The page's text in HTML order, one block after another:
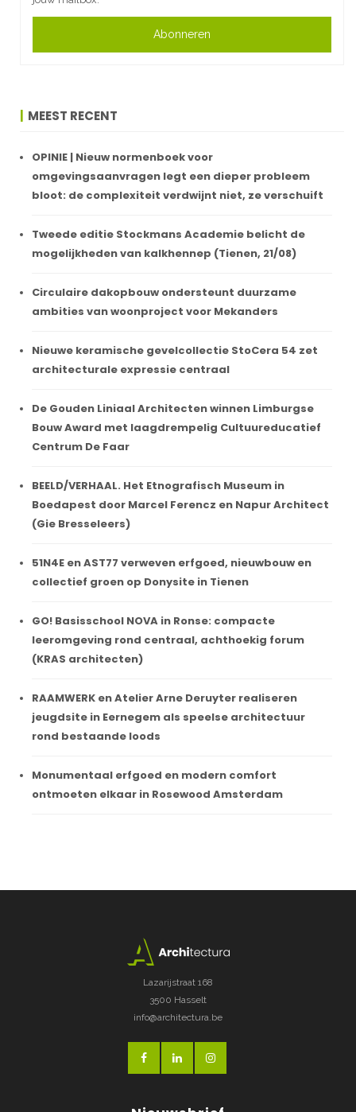
Abonneren
MEEST RECENT
OPINIE | Nieuw normenboek voor
omgevingsaanvragen legt een dieper probleem
bloot: de complexiteit verdwijnt niet, ze verschuift
Tweede editie Stockmans Academie belicht de
mogelijkheden van kalkhennep (Tienen, 21/08)
Circulaire dakopbouw ondersteunt duurzame
ambities van woonproject voor Mekanders
Nieuwe keramische gevelcollectie StoCera 54 zet
architecturale expressie centraal
De Gouden Liniaal Architecten winnen Limburgse
Bouw Award met laagdrempelig Cultuureducatief
Centrum De Faar
BEELD/VERHAAL. Het Etnografisch Museum in
Boedapest door Marcel Ferencz en Napur Architect
(Gie Bresseleers)
51N4E en AST77 verweven erfgoed, nieuwbouw en
collectief groen op Donysite in Tienen
GO! Basisschool NOVA in Ronse: compacte
leeromgeving rond centraal, achthoekig forum
(KRAS architecten)
RAAMWERK en Atelier Arne Deruyter realiseren
jeugdsite in Eernegem als speelse architectuur
rond bestaande loods
Monumentaal erfgoed en modern comfort
ontmoeten elkaar in Rosewood Amsterdam
Lazarijstraat 168
3500 Hasselt
info@architectura.be